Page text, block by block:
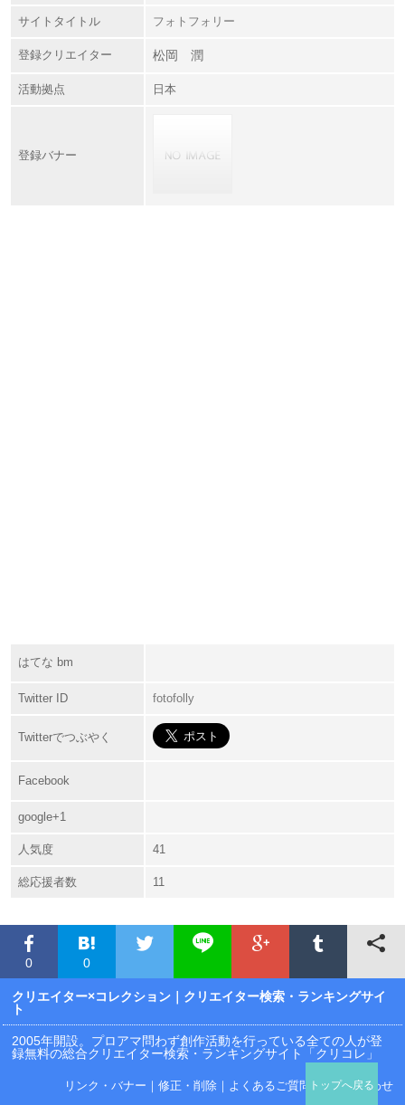
サイトタイトル フォトフォリー
登録クリエイター 松岡 潤
活動拠点 日本
登録バナー
はてな bm
Twitter ID fotofolly
Twitterでつぶやく
Facebook
google+1
人気度 41
総応援者数 11
0 0
クリエイター×コレクション ｜クリエイター検索・ランキングサイ
ト
2005年開設。プロアマ問わず創作活動を行っている全ての人が登
録無料の総合クリエイター検索・ランキングサイト「クリコレ」
リンク・バナー ｜ 修正・削除 ｜ よくあるご質問 ｜お問い合わせ
トップへ戻る